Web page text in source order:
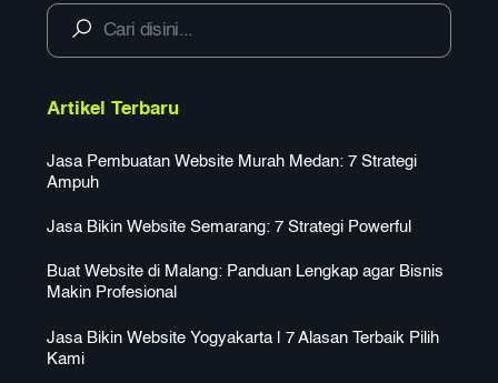
Artikel Terbaru
Jasa Pembuatan Website Murah Medan: 7 Strategi
Ampuh
Jasa Bikin Website Semarang: 7 Strategi Powerful
Buat Website di Malang: Panduan Lengkap agar Bisnis
Makin Profesional
Jasa Bikin Website Yogyakarta | 7 Alasan Terbaik Pilih
Kami